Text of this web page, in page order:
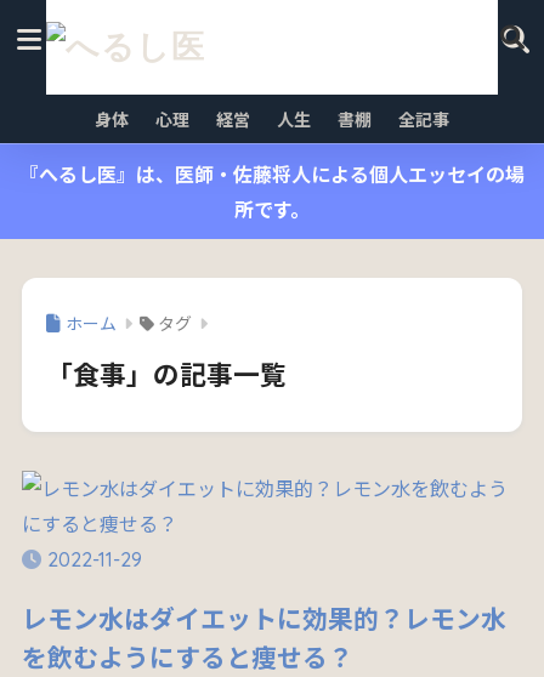
身体 心理 経営 人生 書棚 全記事
『へるし医』は、医師・佐藤将人による個人エッセイの場
所です。
ホーム タグ
「食事」の記事一覧
2022-11-29
レモン水はダイエットに効果的？レモン水
を飲むようにすると痩せる？